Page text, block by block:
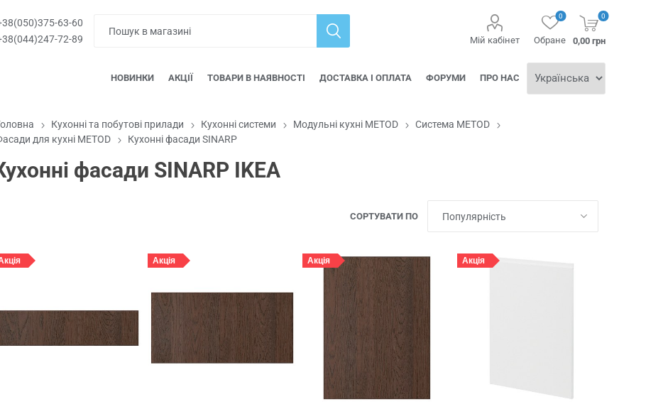
63-60
72-89 Мій кабінет Обране
0 0
0,00 грн
НОВИНКИ АКЦІЇ ТОВАРИ В НАЯВНОСТІ ДОСТАВКА І ОПЛАТА ФОРУМИ ПРО НАС
Кухонні та побутові прилади Кухонні системи Модульні кухні METOD
Система METOD
для кухні METOD
Кухонні фасади SINARP
фасади SINARP IKEA
СОРТУВАТИ ПО
Акція Акція Акція